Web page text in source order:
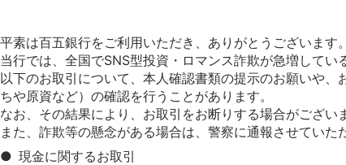
平素は百五銀行をご利用いただき、ありがとうございます。
当行では、全国でSNS型投資・ロマンス詐欺が急増してい
以下のお取引について、本人確認書類の提示のお願いや
ちや原資など）の確認を行うことがあります。
なお、その結果により、お取引をお断りする場合がござい
また、詐欺等の懸念がある場合は、警察に通報させていた
● 現金に関するお取引